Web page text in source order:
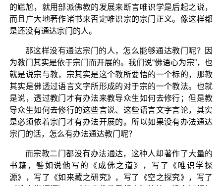
的尴尬，就用部派佛教的发展来断言唯识学是后起之说，
而且广大地著作诸书来否定唯识宗的宗门正义。像这样都
是还没有通达宗门的人。
那这样没有通达宗门的人，怎么能够通达教门呢？因
为教门其实是依于宗门而开展的。我们说“佛语心为宗”，也
就是说宗与教，宗其实是这个教所要悟的一个标的，那教
其实是佛透过语言文字所形成的对于宗的一个教法。也就
是说，透过教门才有办法来教导众生如何去修行；但是教
导众生如何去修行的这些言说、这些语言文字言论，其实
是必须依着宗门才有办法开展的。所以如果没有办法通达
宗门的话，怎么有办法通达教门呢？
而宗教二门都没有办法通达，这种人却著作了大量的
书籍，譬如说他写的《成佛之道》，写了《唯识学探
源》，写了《如来藏之研究》，写了《空之探究》，写了